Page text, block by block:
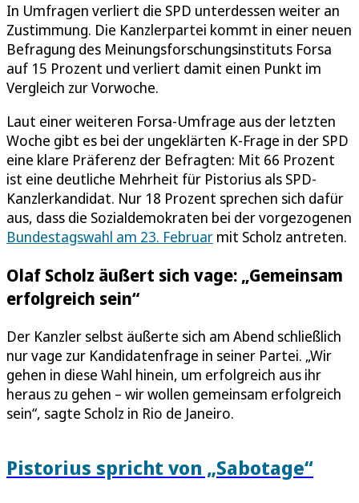
In Umfragen verliert die SPD unterdessen weiter an
Zustimmung. Die Kanzlerpartei kommt in einer neuen
Befragung des Meinungsforschungsinstituts Forsa
auf 15 Prozent und verliert damit einen Punkt im
Vergleich zur Vorwoche.
Laut einer weiteren Forsa-Umfrage aus der letzten
Woche gibt es bei der ungeklärten K-Frage in der SPD
eine klare Präferenz der Befragten: Mit 66 Prozent
ist eine deutliche Mehrheit für Pistorius als SPD-
Kanzlerkandidat. Nur 18 Prozent sprechen sich dafür
aus, dass die Sozialdemokraten bei der vorgezogenen
Bundestagswahl am 23. Februar mit Scholz antreten.
Olaf Scholz äußert sich vage: „Gemeinsam
erfolgreich sein“
Der Kanzler selbst äußerte sich am Abend schließlich
nur vage zur Kandidatenfrage in seiner Partei. „Wir
gehen in diese Wahl hinein, um erfolgreich aus ihr
heraus zu gehen – wir wollen gemeinsam erfolgreich
sein“, sagte Scholz in Rio de Janeiro.
Pistorius spricht von „Sabotage“